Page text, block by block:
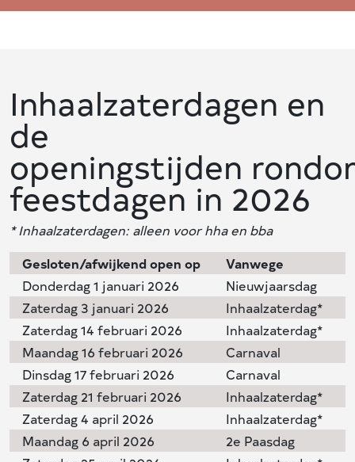
Inhaalzaterdagen en
de
openingstijden
feestdagen in 2026
* Inhaalzaterdagen: alleen voor hha en bba
Gesloten/afwijkend open op
Vanwege
Donderdag 1 januari 2026
Nieuwjaarsdag
Zaterdag 3 januari 2026
Inhaalzaterdag*
Zaterdag 14 februari 2026
Inhaalzaterdag*
Maandag 16 februari 2026
Carnaval
Dinsdag 17 februari 2026
Carnaval
Zaterdag 21 februari 2026
Inhaalzaterdag*
Zaterdag 4 april 2026
Inhaalzaterdag*
Maandag 6 april 2026
2e Paasdag